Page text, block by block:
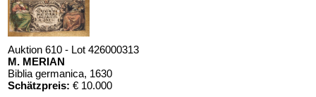
Auktion 610 - Lot 426000313
M. MERIAN
Biblia germanica, 1630
Schätzpreis: € 10.000